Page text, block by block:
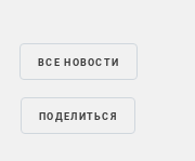
ВСЕ НОВОСТИ
ПОДЕЛИТЬСЯ